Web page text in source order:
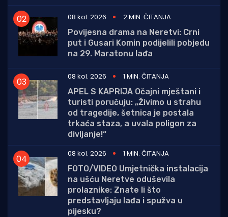
08 kol. 2026
2 MIN. ČITANJA
Povijesna drama na Neretvi: Crni
put i Gusari Komin podijelili pobjedu
na 29. Maratonu lađa
08 kol. 2026
1 MIN. ČITANJA
APEL S KAPRIJA Očajni mještani i
turisti poručuju: „Živimo u strahu
od tragedije, šetnica je postala
trkaća staza, a uvala poligon za
divljanje!“
08 kol. 2026
1 MIN. ČITANJA
FOTO/VIDEO Umjetnička instalacija
na ušću Neretve oduševila
prolaznike: Znate li što
predstavljaju lađa i spužva u
pijesku?